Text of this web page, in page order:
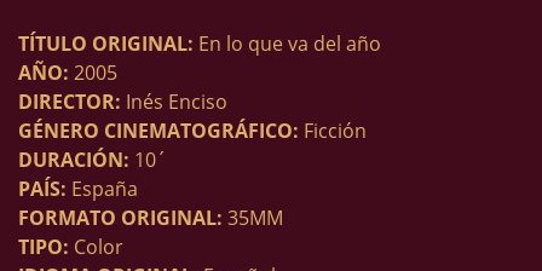
TÍTULO ORIGINAL: En lo que va del año
AÑO: 2005
DIRECTOR: Inés Enciso
GÉNERO CINEMATOGRÁFICO: Ficción
DURACIÓN: 10´
PAÍS: España
FORMATO ORIGINAL: 35MM
TIPO: Color